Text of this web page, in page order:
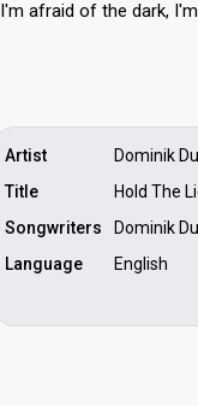
I'm afraid of the dark,
Artist
Dominik
Title
Hold The
Songwriters
Dominik
Language
English